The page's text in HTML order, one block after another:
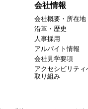
会社情報
会社概要・所在地
沿革・歴史
人事採用
アルバイト情報
会社見学要項
アクセシビリティ
取り組み